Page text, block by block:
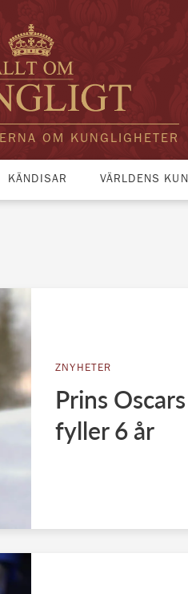
OM KUNGLIGHETER
KÄNDISAR VÄRLDENS
ZNYHETER
Prins
fyller 6 år